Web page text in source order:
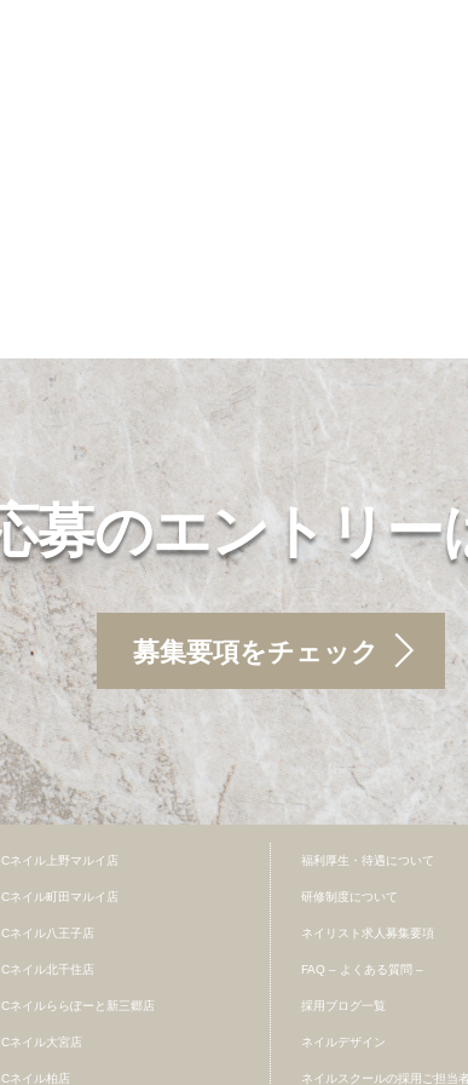
募のエントリー
募集要項をチェック
ネイル上野マルイ店
ネイル町田マルイ店
ネイル八王子店
ネイル北千住店
ネイルららぽーと新三郷店
ネイル大宮店
ネイル柏店
福利厚生・待遇について
研修制度について
ネイリスト求人募集要項
FAQ – よくある質問 –
採用ブログ一覧
ネイルデザイン
ネイルスクールの採用ご担当